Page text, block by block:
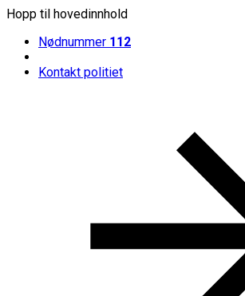
Hopp til hovedinnhold
Nødnummer 112
Kontakt politiet